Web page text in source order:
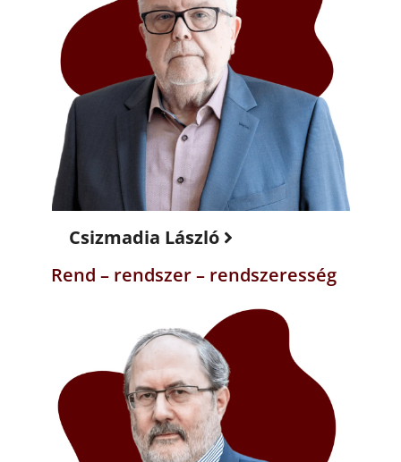
Csizmadia László
Rend – rendszer – rendszeresség